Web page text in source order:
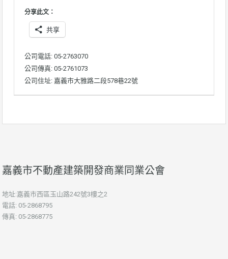
分享此文：
共享
公司電話: 05-2763070
公司傳真: 05-2761073
公司住址: 嘉義市大雅路二段578巷22號
嘉義市不動產建築開發商業同業公會
地址:嘉義市西區玉山路242號3樓之2
電話: 05-2868795
傳真: 05-2868775